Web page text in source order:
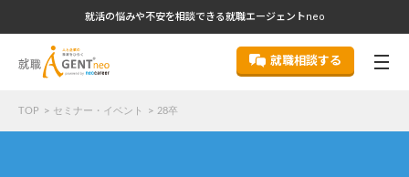
就活の悩みや不安を相談できる就職エージェントneo
就職相談する
TOP セミナー・イベント 28卒